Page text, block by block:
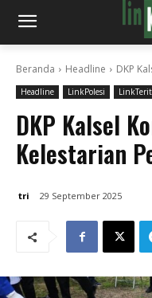
Beranda Headline DKP
Headline LinkPolesi
DKP Kalsel
Kelestarian
tri 29 September 2025